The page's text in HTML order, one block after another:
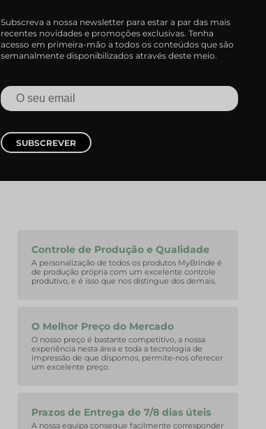
Subscreva a nossa newsletter para estar a par das mais
recentes novidades e promoções exclusivas. Tenha
acesso em primeira-mão a todos os conteúdos que são
semanalmente disponibilizados através deste meio.
SUBSCREVER
Controle de Produção e Qualidade
A personalização de todos os produtos MyBrinde é
de produção própria com um excelente controle
produtivo, e é isso que nos distingue dos demais.
O Melhor Preço do Mercado
O nosso preço é bastante competitivo, a nossa
experiência nesta área e toda a tecnologia de
impressão de que dispomos, permite-nos oferecer
um excelente preço.
Prazos de Entrega de 7/8 dias úteis
A nossa equipa consegue facilmente corresponder